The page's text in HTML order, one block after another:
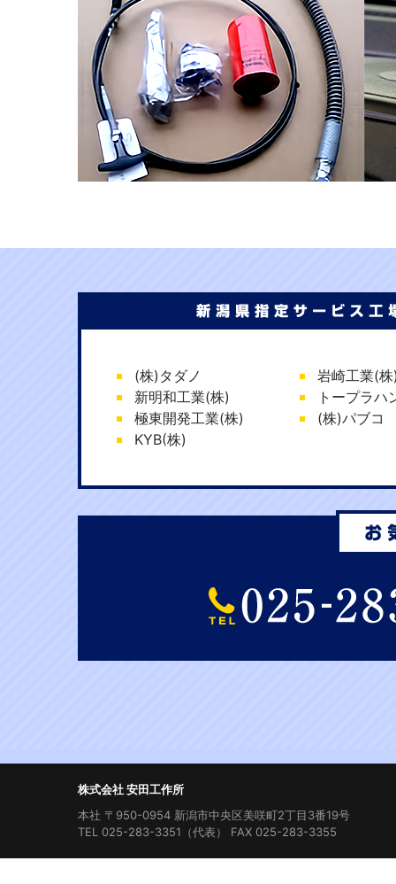
(株)タダノ
新明和工業(株)
極東開発工業(株)
KYB(株)
岩崎工業(
トープラハ
(株)パブコ
株式会社 安田工作所
本社 〒950-0954 新潟市中央区美咲町2丁目3番19号
TEL 025-283-3351（代表） FAX 025-283-3355